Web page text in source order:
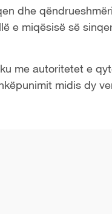
dhe
e miqësisë së
me autoritetet e
midis dy